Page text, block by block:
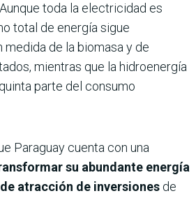
Aunque toda la electricidad es
total de energía sigue
medida de la biomasa y de
mientras que la hidroenergía
parte del consumo
Paraguay cuenta con una
su abundante energía
atracción de inversiones de